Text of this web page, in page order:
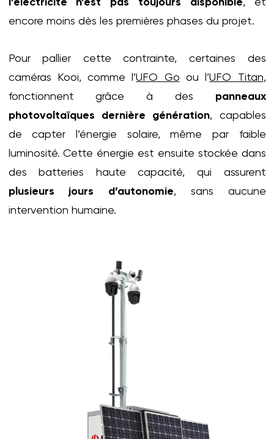
l’électricité n’est pas toujours disponible, et
encore moins dès les premières phases du projet.
Pour pallier cette contrainte, certaines des
caméras Kooi, comme l’UFO Go ou l’UFO Titan,
fonctionnent grâce à des panneaux
photovoltaïques dernière génération, capables
de capter l’énergie solaire, même par faible
luminosité. Cette énergie est ensuite stockée dans
des batteries haute capacité, qui assurent
plusieurs jours d’autonomie, sans aucune
intervention humaine.